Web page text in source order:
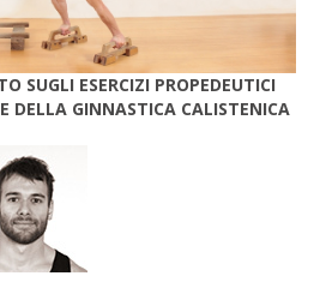
SUGLI ESERCIZI PROPEDEUTICI
DELLA GINNASTICA CALISTENICA